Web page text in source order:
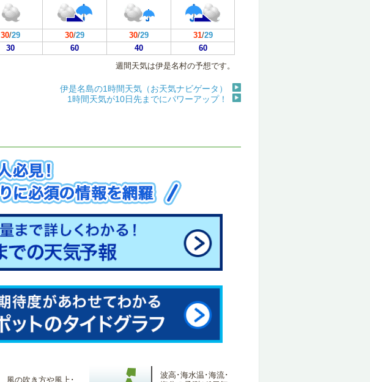
30/29 30/29 30/29 31/29
30 60 40
60
週間天気は伊是名村の予想です。
伊是名島の1時間天気（お天気ナビゲータ）
1時間天気が10日先までにパワーアップ！
風の吹き方や風上･
波高･海水温･海流･